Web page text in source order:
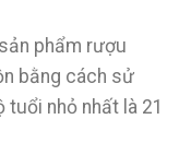
phẩm rượu
bằng cách sử
nhỏ nhất là 21